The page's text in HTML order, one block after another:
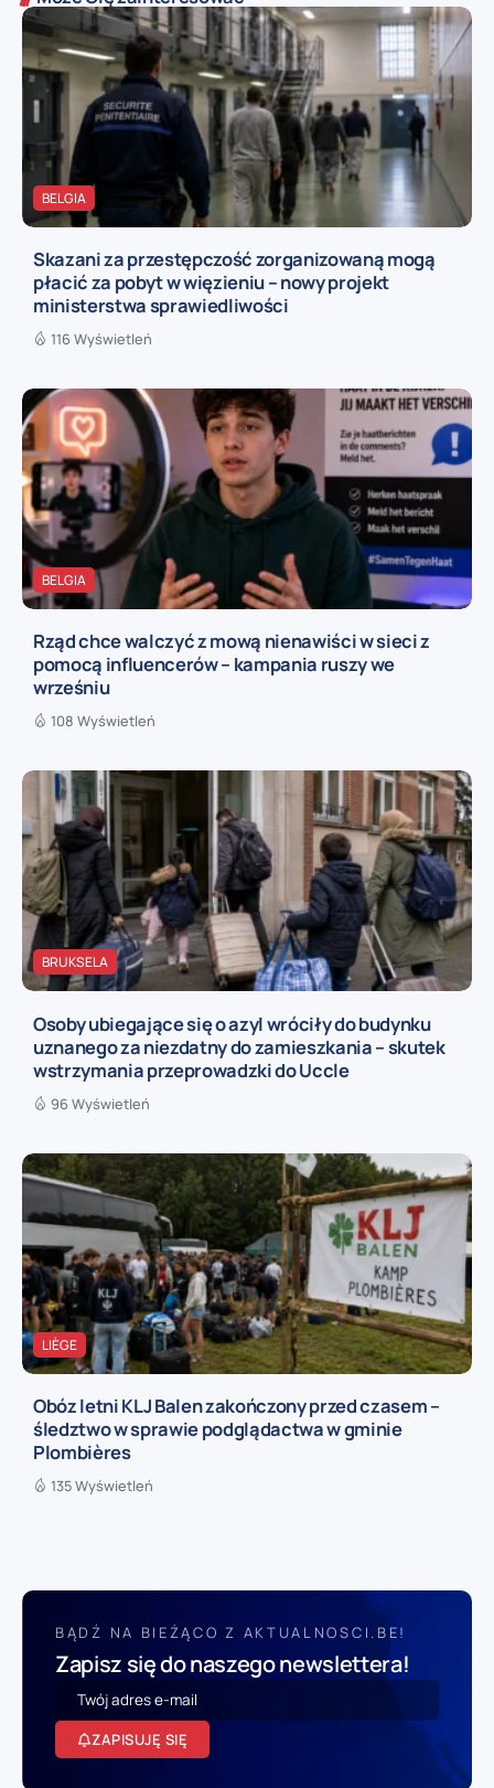
BELGIA
Skazani za przestępczość zorganizowaną mogą
płacić za pobyt w więzieniu – nowy projekt
ministerstwa sprawiedliwości
116 Wyświetleń
BELGIA
Rząd chce walczyć z mową nienawiści w sieci z
pomocą influencerów – kampania ruszy we
wrześniu
108 Wyświetleń
BRUKSELA
Osoby ubiegające się o azyl wróciły do budynku
uznanego za niezdatny do zamieszkania – skutek
wstrzymania przeprowadzki do Uccle
96 Wyświetleń
LIÈGE
Obóz letni KLJ Balen zakończony przed czasem –
śledztwo w sprawie podglądactwa w gminie
Plombières
135 Wyświetleń
BĄDŹ NA BIEŻĄCO Z AKTUALNOSCI.BE!
Zapisz się do naszego newslettera!
ZAPISUJĘ SIĘ